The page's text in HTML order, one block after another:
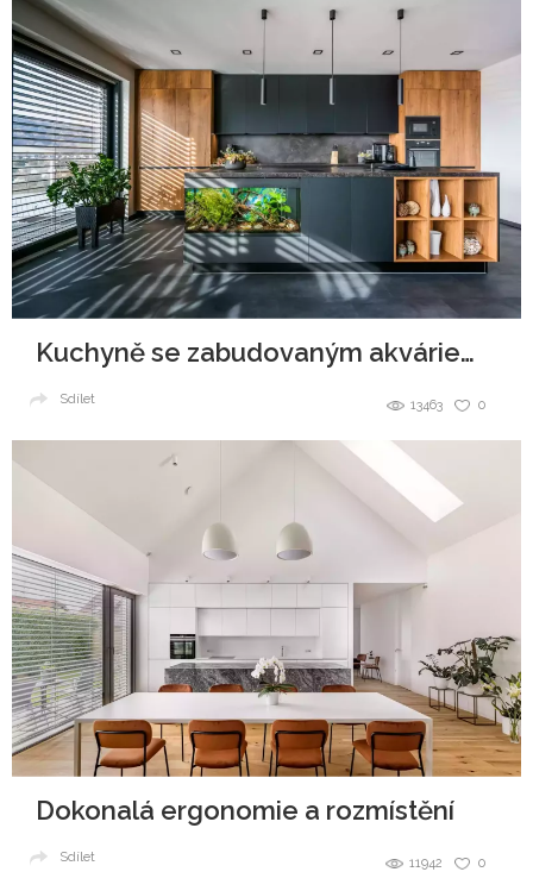
Kuchyně se zabudovaným akváriem v ostrůvku
0
13463
Sdílet
Dokonalá ergonomie a rozmístění
0
11942
Sdílet